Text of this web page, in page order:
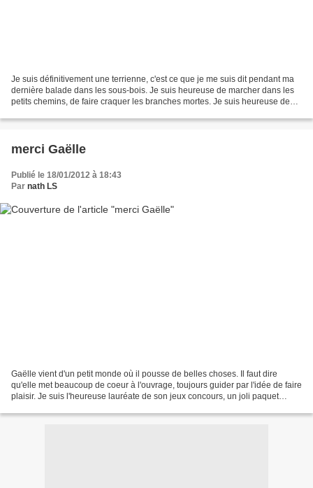
Je suis définitivement une terrienne, c'est ce que je me suis dit pendant ma
dernière balade dans les sous-bois. Je suis heureuse de marcher dans les
petits chemins, de faire craquer les branches mortes. Je suis heureuse de
merci Gaëlle
Publié le 18/01/2012 à 18:43
Par nath LS
Gaëlle vient d'un petit monde où il pousse de belles choses. Il faut dire
qu'elle met beaucoup de coeur à l'ouvrage, toujours guider par l'idée de faire
plaisir. Je suis l'heureuse lauréate de son jeux concours, un joli paquet